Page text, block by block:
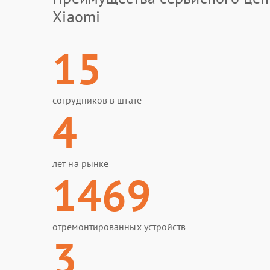
Xiaomi
15
сотрудников в штате
4
лет на рынке
1469
отремонтированных устройств
3